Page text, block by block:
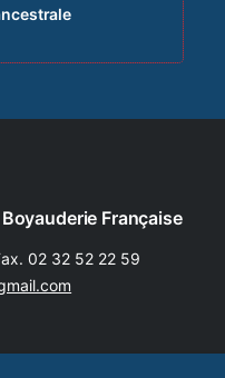
Française
02 32 52 22 59